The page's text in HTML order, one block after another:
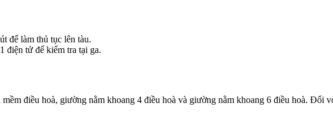
để làm thủ tục lên tàu.
điện tử để kiểm tra tại ga.
điều hoà, giường nằm khoang 4 điều hoà và giường nằm khoang 6 điều hoà.